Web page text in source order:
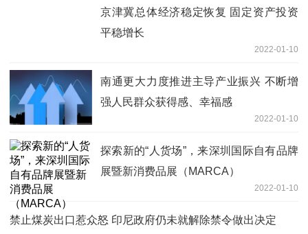
京津冀总体经济稳定恢复 固定资产投资
平稳增长
2022-01-10
南通更大力度推进主导产业振兴 不断增
强人民群众获得感、幸福感
2022-01-10
探索新的“人货场”，来深圳国际自有品牌
展暨新消费品展（MARCA）
2022-01-10
禁止煤炭出口惹众怒 印尼政府仍未就解除禁令做出决定